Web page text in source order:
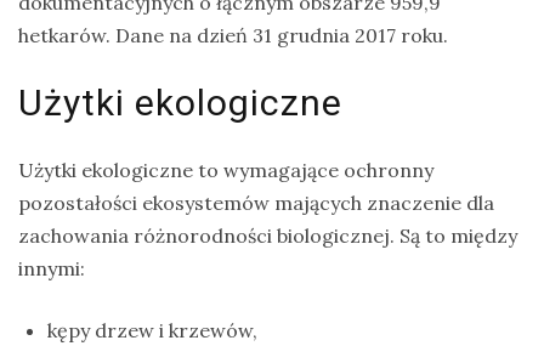
hetkarów. Dane na dzień 31 grudnia 2017 roku.
Użytki ekologiczne
Użytki ekologiczne to wymagające ochronny
pozostałości ekosystemów mających znaczenie dla
zachowania różnorodności biologicznej. Są to między
innymi:
kępy drzew i krzewów,